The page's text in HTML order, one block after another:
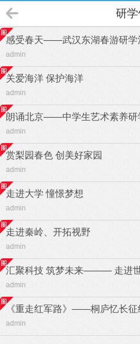
研学
感受春天——武汉东湖春游研学
admin
关爱海洋 保护海洋
admin
朗诵北京——中学生艺术素养研
admin
赏梨园春色 创美好家园
admin
走进大学 憧憬梦想
admin
走进秦岭、开拓视野
admin
汇聚科技 筑梦未来——— 走进
admin
《重走红军路》——桐庐忆长征
admin